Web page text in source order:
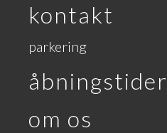
kontakt
parkering
åbningstider
om os